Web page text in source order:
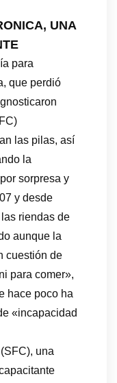
UNA
para
que perdió
las pilas, así
la
sorpresa y
y desde
riendas de
aunque la
cuestión de
para comer»,
hace poco ha
«incapacidad
una